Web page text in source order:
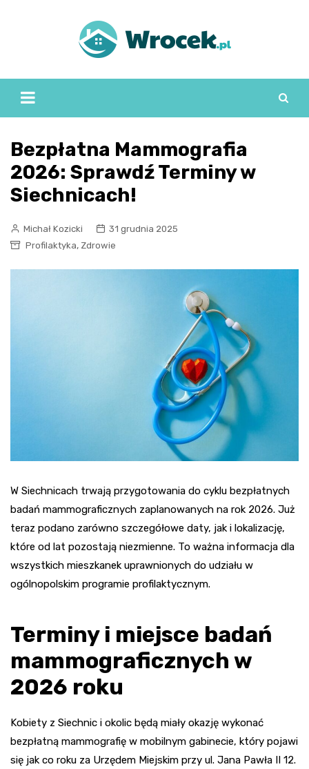
Bezpłatna Mammografia
2026: Sprawdź Terminy w
Siechnicach!
Michał Kozicki
31 grudnia 2025
Profilaktyka, Zdrowie
W Siechnicach trwają przygotowania do cyklu bezpłatnych
badań mammograficznych zaplanowanych na rok 2026. Już
teraz podano zarówno szczegółowe daty, jak i lokalizację,
które od lat pozostają niezmienne. To ważna informacja dla
wszystkich mieszkanek uprawnionych do udziału w
ogólnopolskim programie profilaktycznym.
Terminy i miejsce badań
mammograficznych w
2026 roku
Kobiety z Siechnic i okolic będą miały okazję wykonać
bezpłatną mammografię w mobilnym gabinecie, który pojawi
się jak co roku za Urzędem Miejskim przy ul. Jana Pawła II 12.